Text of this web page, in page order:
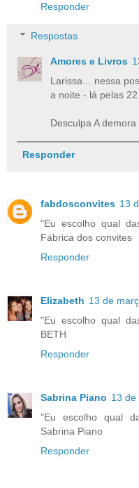
Responder
Respostas
Amores e Livros
Larissa... nessa
a noite - lá pelas
Desculpa A demora
Responder
fabdosconvites 13
"Eu escolho qual
Fábrica dos convites
Responder
Elizabeth 13 de
"Eu escolho qual
BETH
Responder
Sabrina Piano 13 de
"Eu escolho qual
Sabrina Piano
Responder